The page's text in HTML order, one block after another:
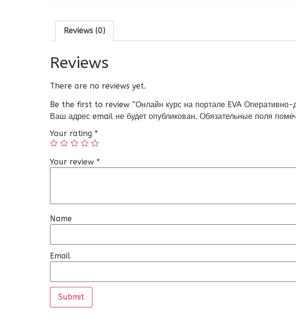
Reviews (0)
Reviews
There are no reviews yet.
Be the first to review “Онлайн курс на портале EVA
Ваш адрес email не будет опубликован. Обязательные поля
Your rating *
Your review *
Name
Email